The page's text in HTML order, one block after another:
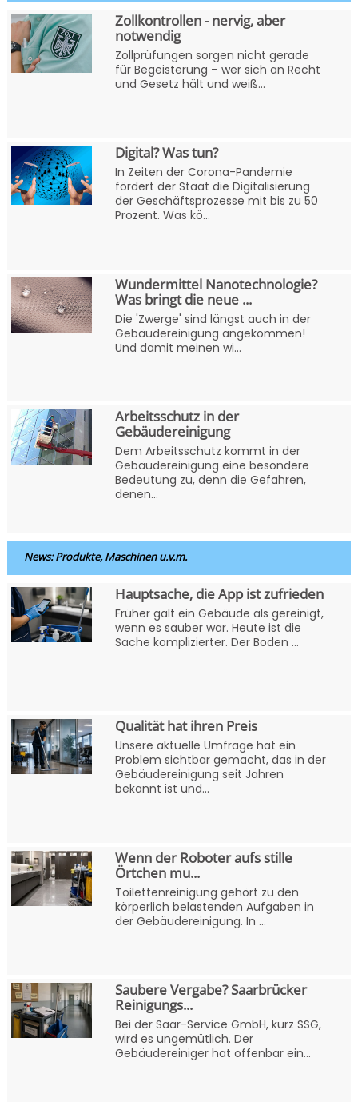
Zollkontrollen - nervig, aber
notwendig
Zollprüfungen sorgen nicht gerade
für Begeisterung – wer sich an Recht
und Gesetz hält und weiß...
Digital? Was tun?
In Zeiten der Corona-Pandemie
fördert der Staat die Digitalisierung
der Geschäftsprozesse mit bis zu 50
Prozent. Was kö...
Wundermittel Nanotechnologie?
Was bringt die neue ...
Die 'Zwerge' sind längst auch in der
Gebäudereinigung angekommen!
Und damit meinen wi...
Arbeitsschutz in der
Gebäudereinigung
Dem Arbeitsschutz kommt in der
Gebäudereinigung eine besondere
Bedeutung zu, denn die Gefahren,
denen...
News: Produkte, Maschinen u.v.m.
Hauptsache, die App ist zufrieden
Früher galt ein Gebäude als gereinigt,
wenn es sauber war. Heute ist die
Sache komplizierter. Der Boden ...
Qualität hat ihren Preis
Unsere aktuelle Umfrage hat ein
Problem sichtbar gemacht, das in der
Gebäudereinigung seit Jahren
bekannt ist und...
Wenn der Roboter aufs stille
Örtchen mu...
Toilettenreinigung gehört zu den
körperlich belastenden Aufgaben in
der Gebäudereinigung. In ...
Saubere Vergabe? Saarbrücker
Reinigungs...
Bei der Saar-Service GmbH, kurz SSG,
wird es ungemütlich. Der
Gebäudereiniger hat offenbar ein...